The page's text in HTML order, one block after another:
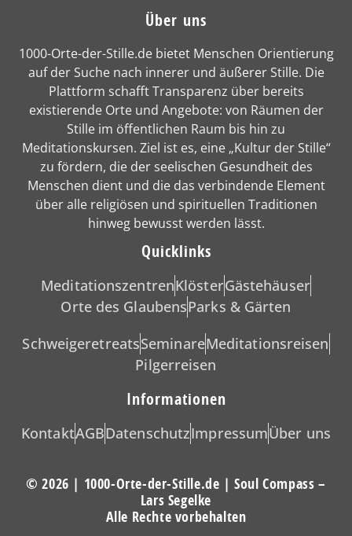
Über uns
1000-Orte-der-Stille.de bietet Menschen Orientierung
auf der Suche nach innerer und äußerer Stille. Die
Plattform schafft Transparenz über bereits
existierende Orte und Angebote: von Räumen der
Stille im öffentlichen Raum bis hin zu
Meditationskursen. Ziel ist es, eine „Kultur der Stille“
zu fördern, die der seelischen Gesundheit des
Menschen dient und die das verbindende Element
über alle religiösen und spirituellen Traditionen
hinweg bewusst werden lässt.
Quicklinks
MeditationszentrenKlösterGästehäuser
Orte des GlaubensParks & Gärten
SchweigeretreatsSeminareMeditationsreisen
Pilgerreisen
Informationen
KontaktAGBDatenschutzImpressumÜber uns
© 2026 | 1000-Orte-der-Stille.de | Soul Compass –
Lars Segelke
Alle Rechte vorbehalten